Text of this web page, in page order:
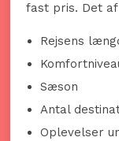
fast pris. Det
Rejsens
Sæson
Antal
Oplevelser